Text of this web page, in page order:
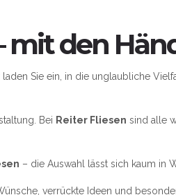
mit den
Sie ein, in die unglaubliche
Bei Reiter Fliesen sind alle
– die Auswahl lässt sich kaum in
verrückte Ideen und